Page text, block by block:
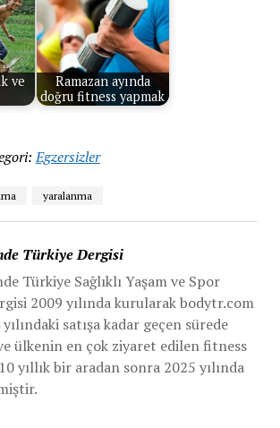
ve
Ramazan ayında
doğru fitness yapmak
Egzersizler
yaralanma
Türkiye Dergisi
Türkiye Sağlıklı Yaşam ve Spor
2009 yılında kurularak bodytr.com
satışa kadar geçen sürede
ülkenin en çok ziyaret edilen fitness
yıllık bir aradan sonra 2025 yılında